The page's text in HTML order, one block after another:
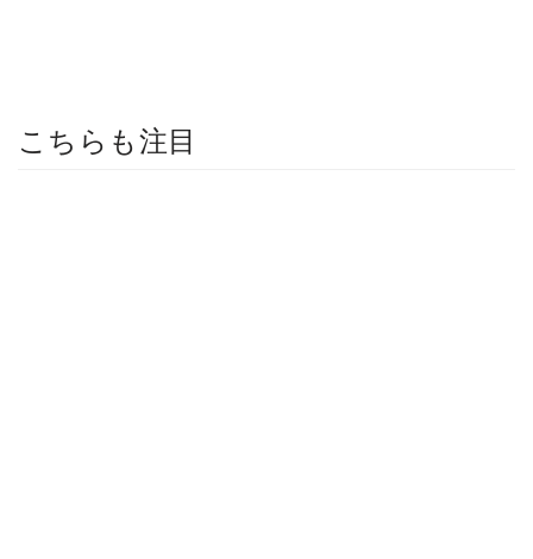
こちらも注目